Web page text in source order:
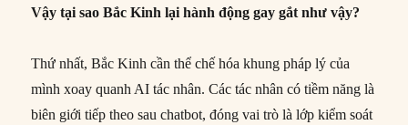
Vậy tại sao Bắc Kinh lại hành động gay gắt như vậy?
Thứ nhất, Bắc Kinh cần thể chế hóa khung pháp lý của
mình xoay quanh AI tác nhân. Các tác nhân có tiềm năng là
biên giới tiếp theo sau chatbot, đóng vai trò là lớp kiểm soát